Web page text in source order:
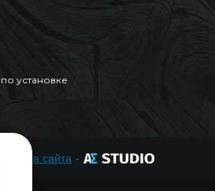
установке
сайта -